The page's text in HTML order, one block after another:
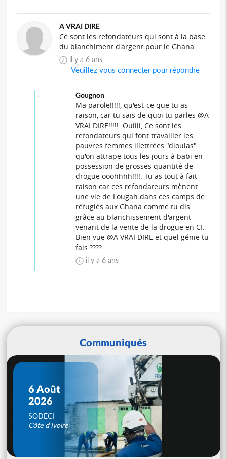
A VRAI DIRE
Ce sont les refondateurs qui sont à la base
du blanchiment d'argent pour le Ghana.
il y a 6 ans
Veuillez vous connecter pour répondre
Gougnon
Ma parole!!!!!, qu'est-ce que tu as
raison, car tu sais de quoi tu parles @A
VRAI DIRE!!!!!. Ouiiii, Ce sont les
refondateurs qui font travailler les
pauvres femmes illettrées "dioulas"
qu'on attrape tous les jours à babi en
possession de grosses quantité de
drogue ooohhhh!!!!. Tu as tout à fait
raison car ces refondateurs mènent
une vie de Lougah dans ces camps de
réfugiés aux Ghana comme tu dis
grâce au blanchissement d'argent
venant de la vente de la drogue en CI.
Bien vue @A VRAI DIRE et quel génie tu
fais ????.
il y a 6 ans
Communiqués
6 Août
2026
SODECI
Côte d'Ivoire